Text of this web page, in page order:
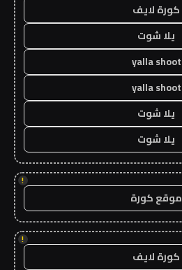
كورة لايف
يلا شوت
yalla shoot
yalla shoot
يلا شوت
يلا شوت
!
موقع كورة
!
كورة لايف